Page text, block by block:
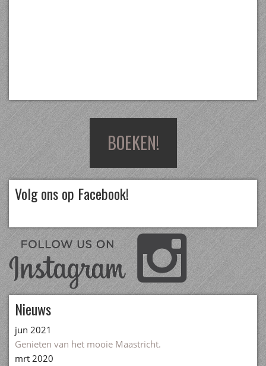
BOEKEN!
Volg ons op Facebook!
Nieuws
jun 2021
Genieten van het mooie Maastricht.
mrt 2020